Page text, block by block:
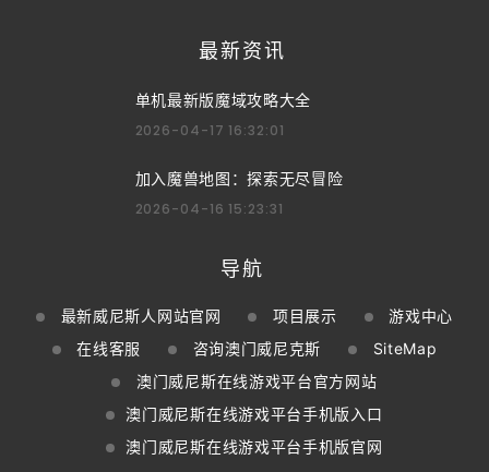
最新资讯
单机最新版魔域攻略大全
2026-04-17 16:32:01
加入魔兽地图：探索无尽冒险
2026-04-16 15:23:31
导航
最新威尼斯人网站官网 项目展示
游戏中心
在线客服
咨询澳门威尼克斯
SiteMap
澳门威尼斯在线游戏平台官方网站
澳门威尼斯在线游戏平台手机版入口
澳门威尼斯在线游戏平台手机版官网